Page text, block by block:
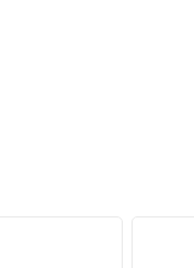
nhanh PD 15W.
giải trí chân thực và
liệu nhanh chóng và tiện